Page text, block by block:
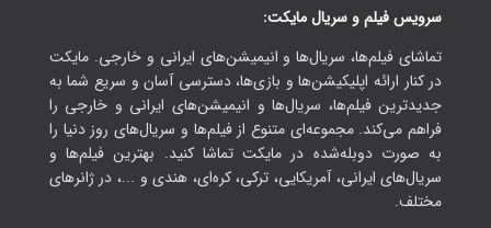
سرویس فیلم و سریال مایکت:
تماشای فیلم‌ها، سریال‌ها و انیمیشن‌های ایرانی و خارجی. مایکت
در کنار ارائه اپلیکیشن‌ها و بازی‌ها، دسترسی آسان و سریع شما به
جدیدترین فیلم‌ها، سریال‌ها و انیمیشن‌های ایرانی و خارجی را
فراهم می‌کند. مجموعه‌ای متنوع از فیلم‌ها و سریال‌های روز دنیا را
به صورت دوبله‌شده در مایکت تماشا کنید. بهترین فیلم‌ها و
سریال‌های ایرانی، آمریکایی، ترکی، کره‌ای، هندی و ...، در ژانرهای
مختلف.